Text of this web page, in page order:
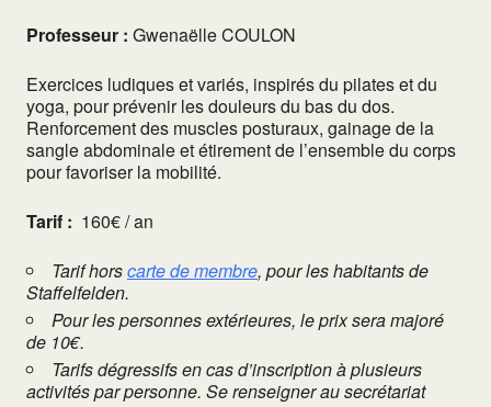
Professeur : Gwenaëlle COULON
Exercices ludiques et variés, inspirés du pilates et du
yoga, pour prévenir les douleurs du bas du dos.
Renforcement des muscles posturaux, gainage de la
sangle abdominale et étirement de l’ensemble du corps
pour favoriser la mobilité.
Tarif : 160€ / an
Tarif horscarte de membre, pour les habitants de
Staffelfelden.
Pour les personnes extérieures, le prix sera majoré
de 10€.
Tarifs dégressifs en cas d’inscription à plusieurs
activités par personne. Se renseigner au secrétariat